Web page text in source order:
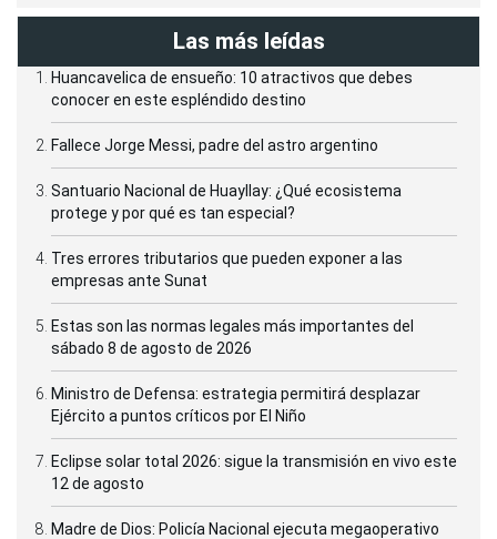
Las más leídas
Huancavelica de ensueño: 10 atractivos que debes
conocer en este espléndido destino
Fallece Jorge Messi, padre del astro argentino
Santuario Nacional de Huayllay: ¿Qué ecosistema
protege y por qué es tan especial?
Tres errores tributarios que pueden exponer a las
empresas ante Sunat
Estas son las normas legales más importantes del
sábado 8 de agosto de 2026
Ministro de Defensa: estrategia permitirá desplazar
Ejército a puntos críticos por El Niño
Eclipse solar total 2026: sigue la transmisión en vivo este
12 de agosto
Madre de Dios: Policía Nacional ejecuta megaoperativo